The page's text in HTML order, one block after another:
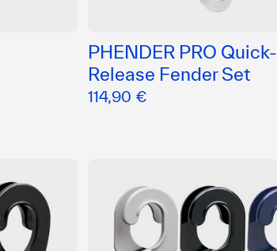
PHENDER PRO Quick-
Release Fender Set
114,90 €